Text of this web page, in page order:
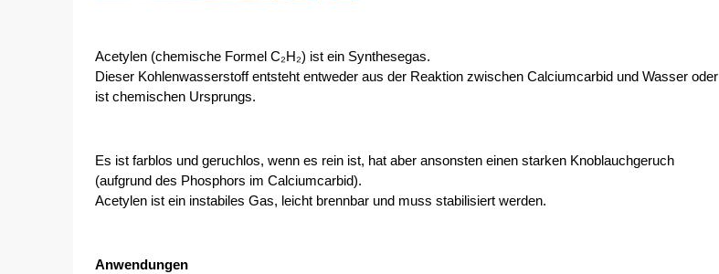
Acetylen (chemische Formel C₂H₂) ist ein Synthesegas.
Dieser Kohlenwasserstoff entsteht entweder aus der Reaktion zwischen Calciumcarbid und Wasser oder
ist chemischen Ursprungs.
Es ist farblos und geruchlos, wenn es rein ist, hat aber ansonsten einen starken Knoblauchgeruch
(aufgrund des Phosphors im Calciumcarbid).
Acetylen ist ein instabiles Gas, leicht brennbar und muss stabilisiert werden.
Anwendungen